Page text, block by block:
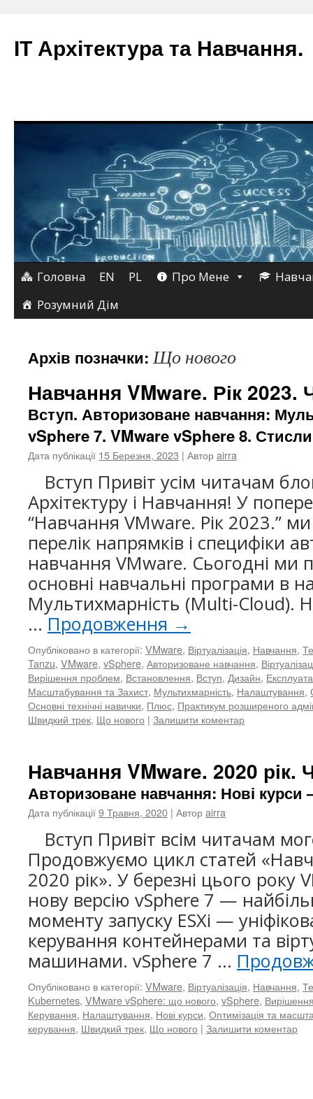
ІТ Архітектура та Навчання.
Перейти
до
Головна EN PL Про Мене
Розумний Дім
Архів позначки:Що нового
Навчання VMware. Рік 2023.
Вступ. Авторизоване навчання:
vSphere 7. VMware vSphere 8.
Дата публікації 15 Березня, 2023 | Авторairra
Вступ Привіт усім читачам
Архітектуру і Навчання! У
“Навчання VMware. Рік 2023.”
перелік напрямків і специфіки
навчання VMware. Сьогодні ми
основні навчальні програми в
Мультихмарність (Multi-Cloud).
… Продовження →
Опубліковано в категорії: VMware, Віртуалізація, Навчання,
Tanzu, VMware, vSphere, Авторизоване навчання,
Вирішення проблем, Встановлення, Вступ, Дизайн,
Масштабування та Захист, Мультихмарність, Налаштування,
Основні технічні навички, Плюс, Практикум розширеного
Швидкий трек, Що нового | Залишити коментар
Навчання VMware. 2020 рік.
Авторизоване навчання: Нові курси
Дата публікації9 Травня, 2020 | Авторairra
Вступ Привіт всім читачам
Продовжуємо цикл статей
2020 рік». У березні цього року
нову версію vSphere 7 —
моменту запуску ESXi —
керування контейнерами та
машинами. vSphere 7 …
Опубліковано в категорії: VMware, Віртуалізація, Навчання,
Kubernetes, VMware vSphere: що нового, vSphere,
Керування, Налаштування, Нові курси, Оптимізація та
керування, Швидкий трек, Що нового | Залишити коментар